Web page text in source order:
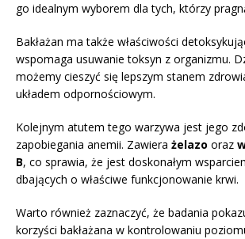
go idealnym wyborem dla tych, którzy
Bakłażan ma także właściwości
wspomaga usuwanie toksyn z organizmu.
możemy cieszyć się lepszym stanem
układem odpornościowym.
Kolejnym atutem tego warzywa jest jego
zapobiegania anemii. Zawiera żelazo oraz
B, co sprawia, że jest doskonałym
dbających o właściwe funkcjonowanie krwi.
Warto również zaznaczyć, że badania
korzyści bakłażana w kontrolowaniu